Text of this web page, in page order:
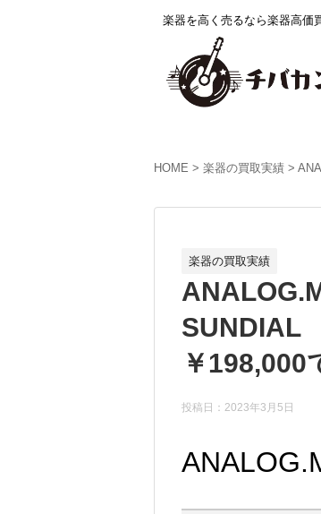
楽器を高く売るなら楽器高価
HOME 楽器の買取実績
楽器の買取実績
SUNDIAL
￥198,000
投稿日：2023年3月5日